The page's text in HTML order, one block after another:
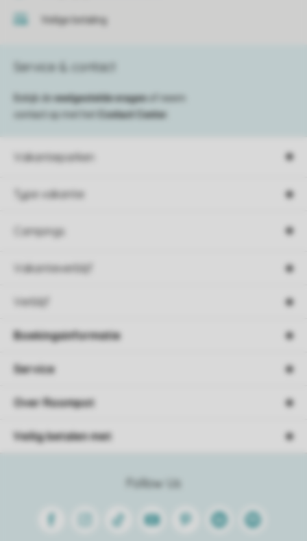
Veilige betaling
Vakantieparken
Type vakantie
Campings
Vakantieverblijf
Verblijf
Service & contact
Bekijk de veelgestelde vragen
of neem
contact op met het
Contact Center
Follow Us
FacebookInstagram
Tiktok Youtube PinterestLinkedinSpotify
Boekingsinformatie
Service
Over Roompot
Veilig betalen met